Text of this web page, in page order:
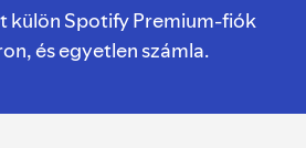
külön Spotify Premium-fiók
és egyetlen számla.